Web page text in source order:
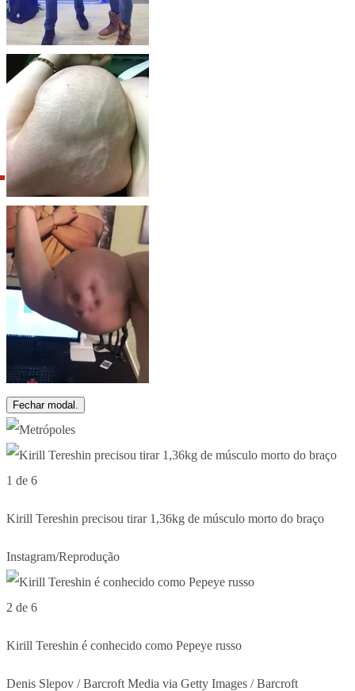
Fechar modal.
1 de 6
Kirill Tereshin precisou tirar 1,36kg de músculo morto do braço
Instagram/Reprodução
2 de 6
Kirill Tereshin é conhecido como Pepeye russo
Denis Slepov / Barcroft Media via Getty Images / Barcroft